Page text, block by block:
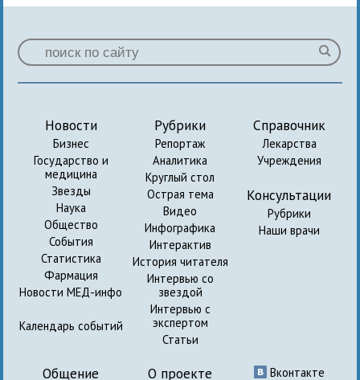
Новости
Бизнес
Государство и
медицина
Звезды
Наука
Общество
События
Статистика
Фармация
Новости МЕД-инфо
Календарь событий
Рубрики
Репортаж
Аналитика
Круглый стол
Острая тема
Видео
Инфографика
Интерактив
История читателя
Интервью со
звездой
Интервью с
экспертом
Статьи
Справочник
Лекарства
Учреждения
Консультации
Рубрики
Наши врачи
Общение О проекте Вконтакте